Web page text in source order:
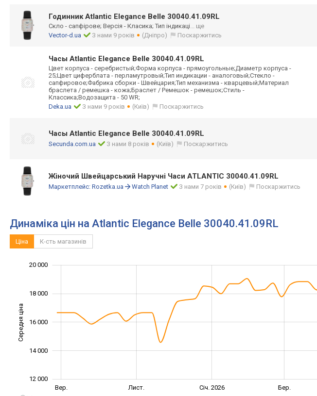
Годинник Atlantic Elegance Belle 30040.41.09RL
Скло - сапфірове; Версія - Класика; Тип індикаці... ще
Vector-d.ua
З нами 9 років (Дніпро) Поскаржитись
Часы Atlantic Elegance Belle 30040.41.09RL
Цвет корпуса - серебристый;Форма корпуса - прямоугольные;Диаметр корпуса -
25;Цвет циферблата - перламутровый;Тип индикации - аналоговый;Стекло -
сапфировое;Фабрика сборки - Швейцария;Тип механизма - кварцевый;Материал
браслета / ремешка - кожа;Браслет / Ремешок - ремешок;Стиль -
Классика;Водозащита - 50 WR;
Deka.ua
З нами 9 років (Київ) Поскаржитись
Часы Atlantic Elegance Belle 30040.41.09RL
Secunda.com.ua З нами 8 років (Київ) Поскаржитись
Жіночий Швейцарський Наручні Часи ATLANTIC 30040.41.09RL
Маркетплейс: Rozetka.ua Watch Planet З нами 7 років (Київ) Поскаржитись
Динаміка цін на Atlantic Elegance Belle 30040.41.09RL
Ціна К-сть магазинів
Середня ціна 12 000
12 000
14 000
16 000
18 000
20 000
Лип.Вер. Лист. Січ. 2026 Бер.
Вер.